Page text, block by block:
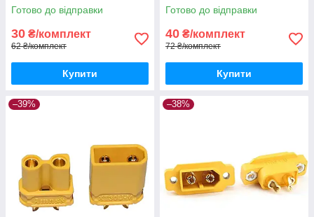
Готово до відправки
30 ₴/комплект
62 ₴/комплект
Купити
Готово до відправки
40 ₴/комплект
72 ₴/комплект
Купити
–39% –38%